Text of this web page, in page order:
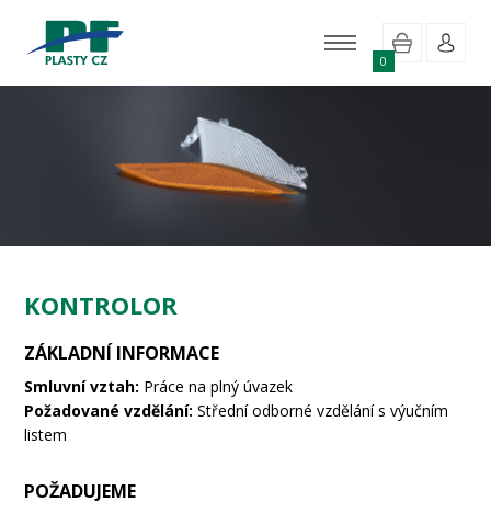
0
KONTROLOR
ZÁKLADNÍ INFORMACE
Smluvní vztah: Práce na plný úvazek
Požadované vzdělání: Střední odborné vzdělání s výučním
listem
POŽADUJEME